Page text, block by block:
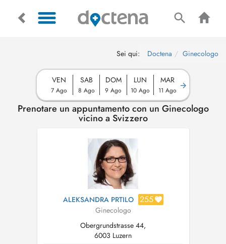
Sei qui: Doctena Ginecologo
VEN
7 Ago
SAB
8 Ago
DOM
9 Ago
LUN
10 Ago
MAR
11 Ago
Prenotare un appuntamento con un Ginecologo
vicino a Svizzero
ALEKSANDRA PRTILO 255
Ginecologo
Obergrundstrasse 44,
6003 Luzern